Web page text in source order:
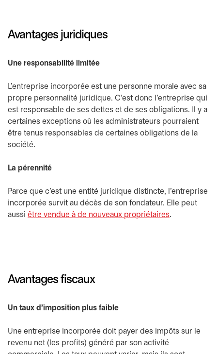
Avantages juridiques
Une responsabilité limitée
L'entreprise incorporée est une personne morale avec sa
propre personnalité juridique. C’est donc l’entreprise qui
est responsable de ses dettes et de ses obligations. Il y a
certaines exceptions où les administrateurs pourraient
être tenus responsables de certaines obligations de la
société.
La pérennité
Parce que c’est une entité juridique distincte, l’entreprise
incorporée survit au décès de son fondateur. Elle peut
aussi être vendue à de nouveaux propriétaires.
Avantages fiscaux
Un taux d’imposition plus faible
Une entreprise incorporée doit payer des impôts sur le
revenu net (les profits) généré par son activité